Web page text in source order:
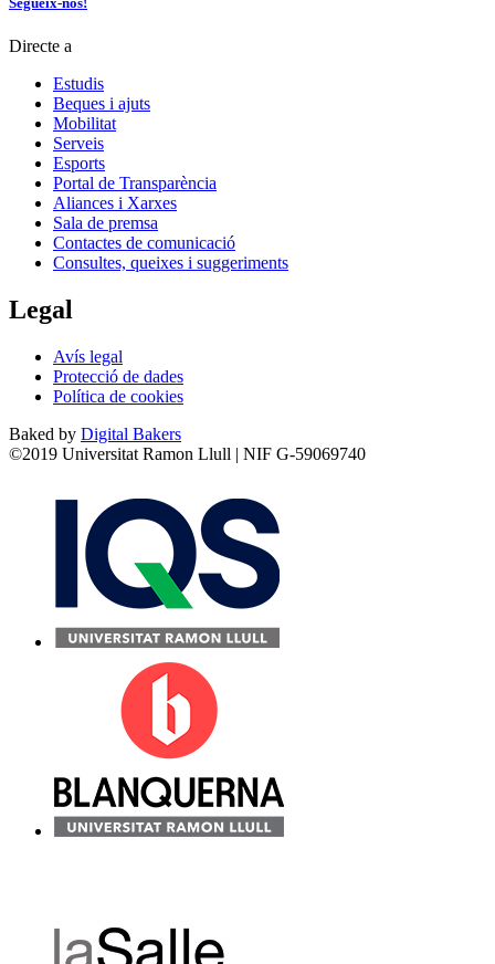
Directe a
Estudis
Beques i ajuts
Mobilitat
Serveis
Esports
Portal de Transparència
Aliances i Xarxes
Sala de premsa
Contactes de comunicació
Consultes, queixes i suggeriments
Legal
Avís legal
Protecció de dades
Política de cookies
Baked by Digital Bakers
©2019 Universitat Ramon Llull | NIF G-59069740